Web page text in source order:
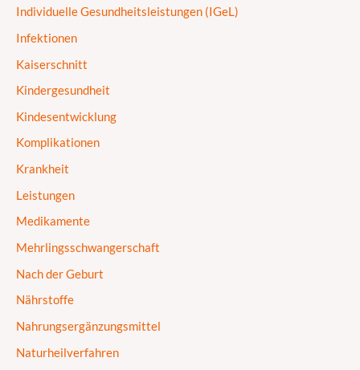
Individuelle Gesundheitsleistungen (IGeL)
Infektionen
Kaiserschnitt
Kindergesundheit
Kindesentwicklung
Komplikationen
Krankheit
Leistungen
Medikamente
Mehrlingsschwangerschaft
Nach der Geburt
Nährstoffe
Nahrungsergänzungsmittel
Naturheilverfahren